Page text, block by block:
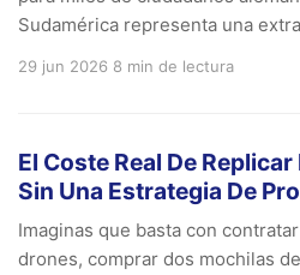
Sudamérica representa una
29 jun 2026 8 min de lectura
El Coste Real De
Sin Una Estrategia De
Imaginas que basta con
drones, comprar dos mochilas